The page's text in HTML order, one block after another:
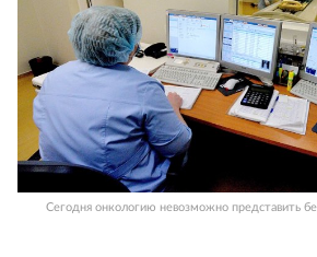
Сегодня онкологию невозможно представить